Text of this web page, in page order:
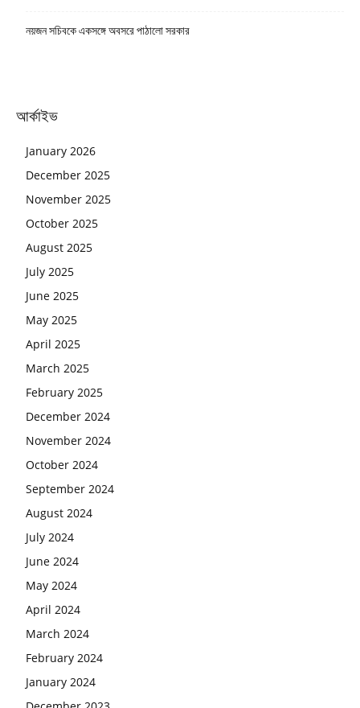
নয়জন সচিবকে একসঙ্গে অবসরে পাঠালো সরকার
আর্কাইভ
January 2026
December 2025
November 2025
October 2025
August 2025
July 2025
June 2025
May 2025
April 2025
March 2025
February 2025
December 2024
November 2024
October 2024
September 2024
August 2024
July 2024
June 2024
May 2024
April 2024
March 2024
February 2024
January 2024